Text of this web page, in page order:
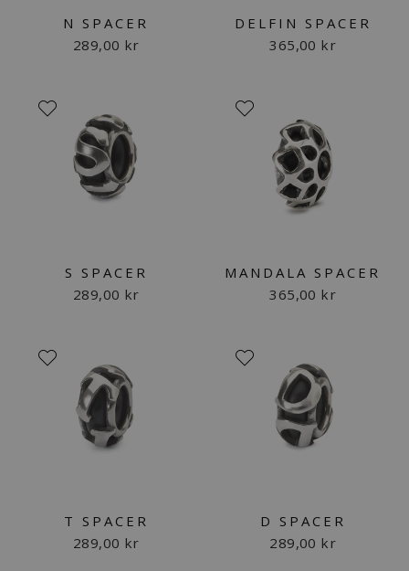
N SPACER
289,00 kr
DELFIN SPACER
365,00 kr
S SPACER
289,00 kr
MANDALA SPACER
365,00 kr
T SPACER
289,00 kr
D SPACER
289,00 kr